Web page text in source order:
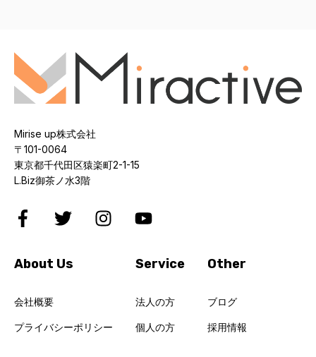
Mirise up株式会社
〒101-0064
東京都千代田区猿楽町2-1-15
L.Biz御茶ノ水3階
About Us
会社概要
プライバシーポリシー
Service
法人の方
個人の方
Other
ブログ
採用情報